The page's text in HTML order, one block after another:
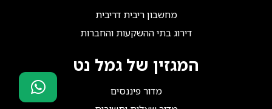
מחשבון ריבית דריבית
דירוג בתי ההשקעות והחברות
המגזין של גמל נט
מדור פיננסים